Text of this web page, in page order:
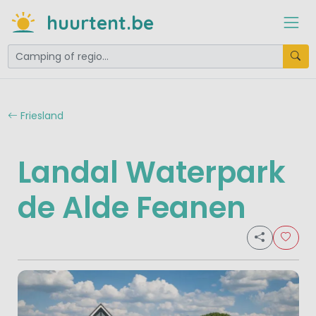
huurtent.be
Friesland
Landal Waterpark
de Alde Feanen